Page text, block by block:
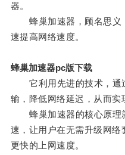
器。
蜂巢加速器，顾名思义
速提高网络速度。
蜂巢加速器pc版下载
它利用先进的技术，通
输，降低网络延迟，从而实
蜂巢加速器的核心原理
速，让用户在无需升级网络
更快的上网速度。